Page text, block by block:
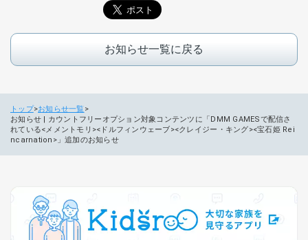
お知らせ一覧に戻る
トップ お知らせ一覧
お知らせ | カウントフリーオプション対象コンテンツに「DMM GAMESで配信さ
れている<メメントモリ><ドルフィンウェーブ><クレイジー・キング><宝石姫 Rei
ncarnation>」追加のお知らせ